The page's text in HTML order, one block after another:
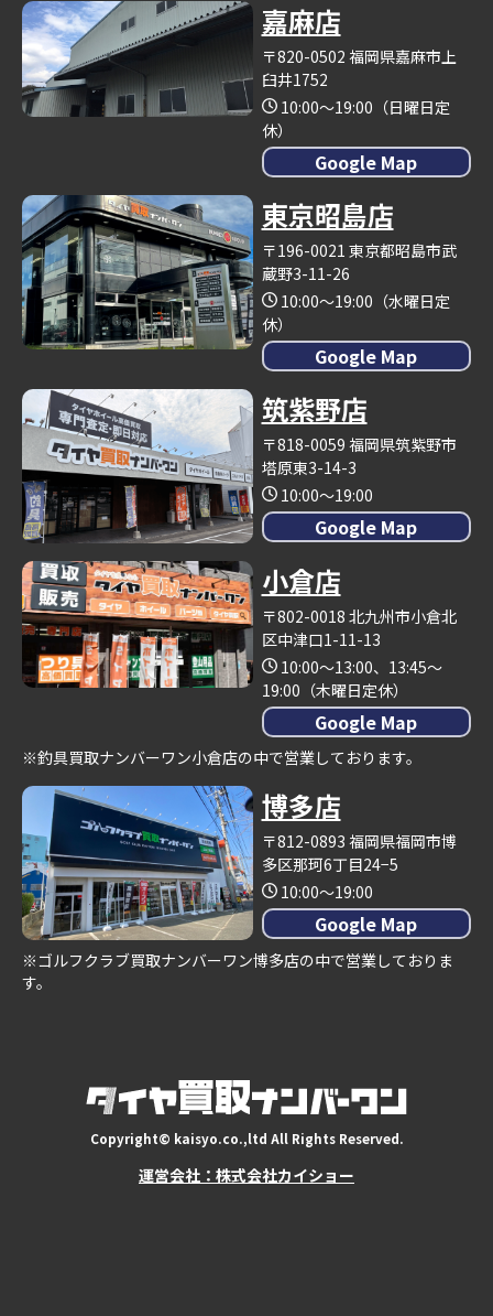
嘉麻店
〒820-0502 福岡県嘉麻市上
臼井1752
10:00～19:00（日曜日定
休）
Google Map
東京昭島店
〒196-0021 東京都昭島市武
蔵野3-11-26
10:00～19:00（水曜日定
休）
Google Map
筑紫野店
〒818-0059 福岡県筑紫野市
塔原東3-14-3
10:00～19:00
Google Map
小倉店
〒802-0018 北九州市小倉北
区中津口1-11-13
10:00～13:00、13:45～
19:00（木曜日定休）
Google Map
※釣具買取ナンバーワン小倉店の中で営業しております。
博多店
〒812-0893 福岡県福岡市博
多区那珂6丁目24−5
10:00～19:00
Google Map
※ゴルフクラブ買取ナンバーワン博多店の中で営業しておりま
す。
Copyright© kaisyo.co.,ltd All Rights Reserved.
運営会社：株式会社カイショー